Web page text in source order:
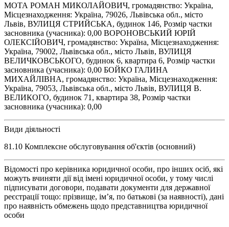
МОТА РОМАН МИКОЛАЙОВИЧ, громадянство: Україна,
Місцезнаходження: Україна, 79026, Львівська обл., місто
Львів, ВУЛИЦЯ СТРИЙСЬКА, будинок 146, Розмір частки
засновника (учасника): 0,00 ВОРОНОВСЬКИЙ ЮРІЙ
ОЛЕКСІЙОВИЧ, громадянство: Україна, Місцезнаходження:
Україна, 79002, Львівська обл., місто Львів, ВУЛИЦЯ
ВЕЛИЧКОВСЬКОГО, будинок 6, квартира 6, Розмір частки
засновника (учасника): 0,00 БОЙКО ГАЛИНА
МИХАЙЛІВНА, громадянство: Україна, Місцезнаходження:
Україна, 79053, Львівська обл., місто Львів, ВУЛИЦЯ В.
ВЕЛИКОГО, будинок 71, квартира 38, Розмір частки
засновника (учасника): 0,00
Види діяльності
81.10 Комплексне обслуговування об'єктів (основний)
Відомості про керівника юридичної особи, про інших осіб, які
можуть вчиняти дії від імені юридичної особи, у тому числі
підписувати договори, подавати документи для державної
реєстрації тощо: прізвище, ім’я, по батькові (за наявності), дані
про наявність обмежень щодо представництва юридичної
особи